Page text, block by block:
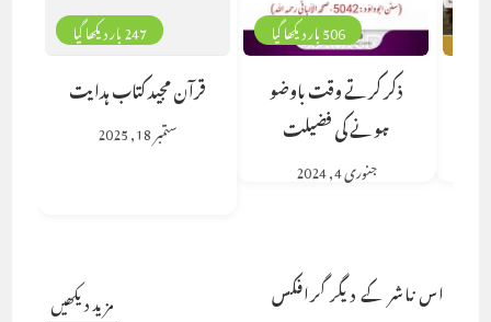
506 بار دیکھا گیا
ذکر کرتے وقت باوضو
ہونے کی فضیلت
جنوری 4, 2024
247 بار دیکھا گیا
قرآن مجید کتاب ہدایت
ستمبر 18, 2025
اس ناشر کے دیگر گرافکس مزید دیکھیں